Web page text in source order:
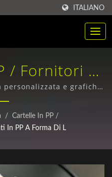
ITALIANO
/ Fornitori Di
Kraft
Aziende |
Co., Ltd.
personalizzata e grafiche
in carta ecologica -
e ordini all'ingrosso
/ Cartelle In PP /
In PP A Forma Di L